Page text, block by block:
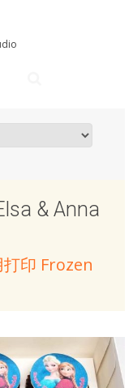
& Anna
印 Frozen